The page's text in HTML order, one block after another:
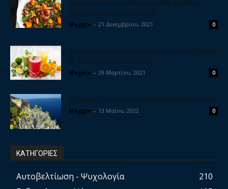
Χριστουγεννιάτικη σαλάτα με ρόδι, γραβιέρα,
καρύδια, μπαλσάμικο και μέλι
Maggie - 21 Δεκεμβρίου, 2021 0
Φτιάξε σπιτικούς ηλεκτρολύτες για να έχεις δύναμη
& ενέργεια. Εύκολη συνταγή
Megeia - 29 Μαρτίου, 2021 0
Ελίχρυσος, το ισχυρό βότανο της αιώνιας νεότητας
Maggie - 13 Μαΐου, 2022 0
ΚΑΤΗΓΟΡΙΕΣ
Αυτοβελτίωση - Ψυχολογία
210